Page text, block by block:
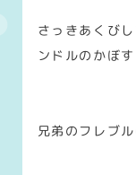
さっきあくび
ンドルのかぼ
兄弟のフレブ